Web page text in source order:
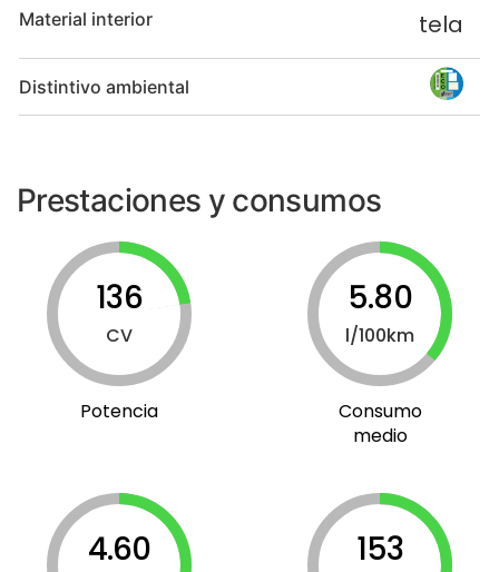
Material interior tela
Distintivo ambiental
Prestaciones y consumos
136
CV
Potencia
5.80
l/100km
Consumo
medio
4.60 153